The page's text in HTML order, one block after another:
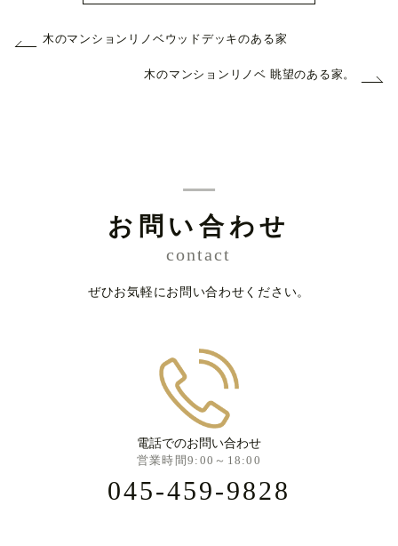
木のマンションリノベウッドデッキのある家
木のマンションリノベ 眺望のある家。
お問い合わせ
contact
ぜひお気軽にお問い合わせください。
電話でのお問い合わせ
営業時間9:00～18:00
045-459-9828